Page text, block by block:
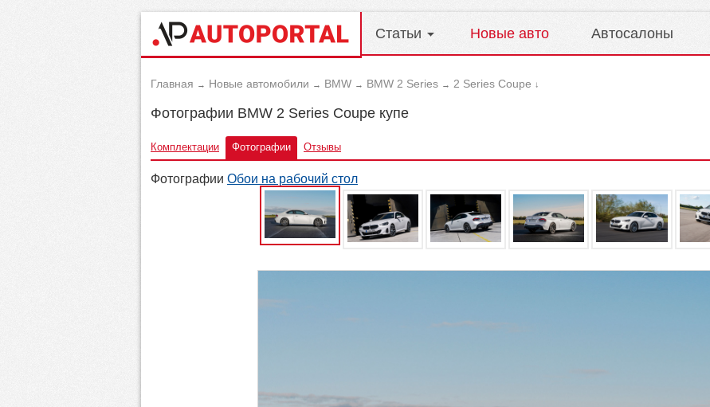
Статьи Новые авто Автосалоны
Главная → Новые автомобили → BMW → BMW 2 Series → 2 Series Coupe ↓
Фотографии BMW 2 Series Coupe купе
Комплектации Фотографии Отзывы
Фотографии Обои на рабочий стол